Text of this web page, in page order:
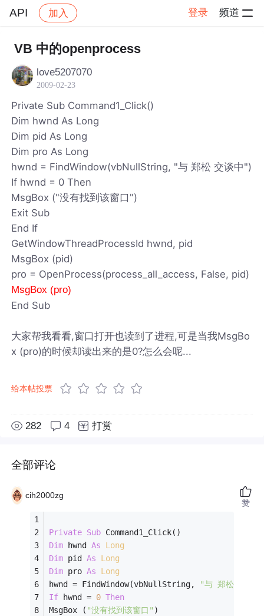
API 加入 登录 频道
社区 API
VB 中的openprocess
love5207070
2009-02-23
Private Sub Command1_Click()
Dim hwnd As Long
Dim pid As Long
Dim pro As Long
hwnd = FindWindow(vbNullString, "与 郑松 交谈中")
If hwnd = 0 Then
MsgBox ("没有找到该窗口")
Exit Sub
End If
GetWindowThreadProcessId hwnd, pid
MsgBox (pid)
pro = OpenProcess(process_all_access, False, pid)
MsgBox (pro)
End Sub
大家帮我看看,窗口打开也读到了进程,可是当我MsgBo
x (pro)的时候却读出来的是0?怎么会呢...
给本帖投票
282 4 打赏
全部评论
cih2000zg
Private Sub Command1_Click()
Dim hwnd As
Long
Dim pid As
Long
Dim pro As
Long
hwnd = FindWindow(vbNullString,
"与 郑松 交谈
If hwnd = 0 Then
MsgBox ( "没有找到该窗口" )
赞